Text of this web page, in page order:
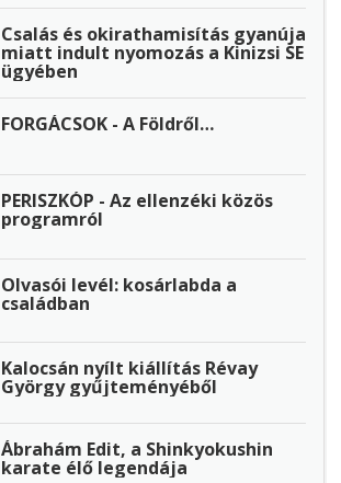
Csalás és okirathamisítás gyanúja
miatt indult nyomozás a Kinizsi SE
ügyében
FORGÁCSOK - A Földről…
PERISZKÓP - Az ellenzéki közös
programról
Olvasói levél: kosárlabda a
családban
Kalocsán nyílt kiállítás Révay
György gyűjteményéből
Ábrahám Edit, a Shinkyokushin
karate élő legendája